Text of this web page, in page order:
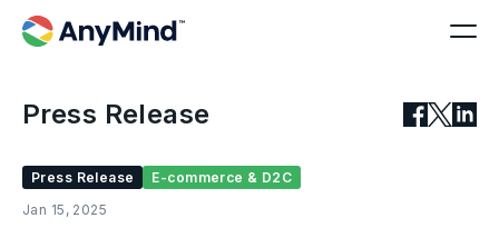
Press Release
Press Release
E-commerce & D2C
Jan 15, 2025